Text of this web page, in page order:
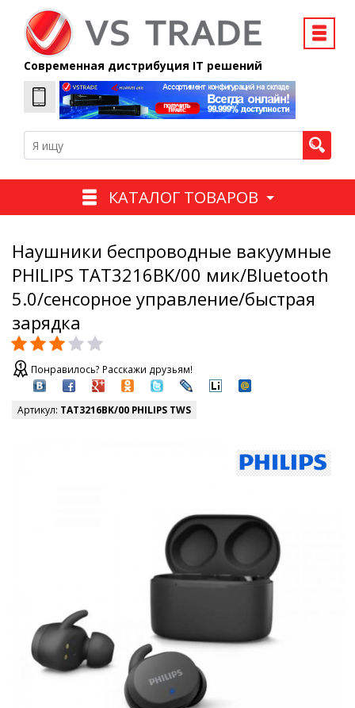
Современная дистрибуция IT решений
КАТАЛОГ ТОВАРОВ
Наушники беспроводные вакуумные
PHILIPS TAT3216BK/00 мик/Bluetooth
5.0/сенсорное управление/быстрая
зарядка
Понравилось? Расскажи друзьям!
Артикул: TAT3216BK/00 PHILIPS TWS